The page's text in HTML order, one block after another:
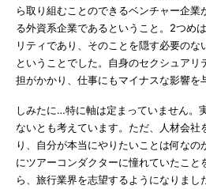
ら取り組むことのできるベンチャー企業
る外資系企業であるということ。2つめ
リティであり、そのことを隠す必要の
ということでした。自身のセクシュアリ
担がかかり、仕事にもマイナスな影響を
しみたに…特に軸は定まっていません。
ないとも考えています。ただ、人材会社
り、自分が本当にやりたいことは何な
にツアーコンダクターに憧れていたこと
ら、旅行業界を志望するようになりまし